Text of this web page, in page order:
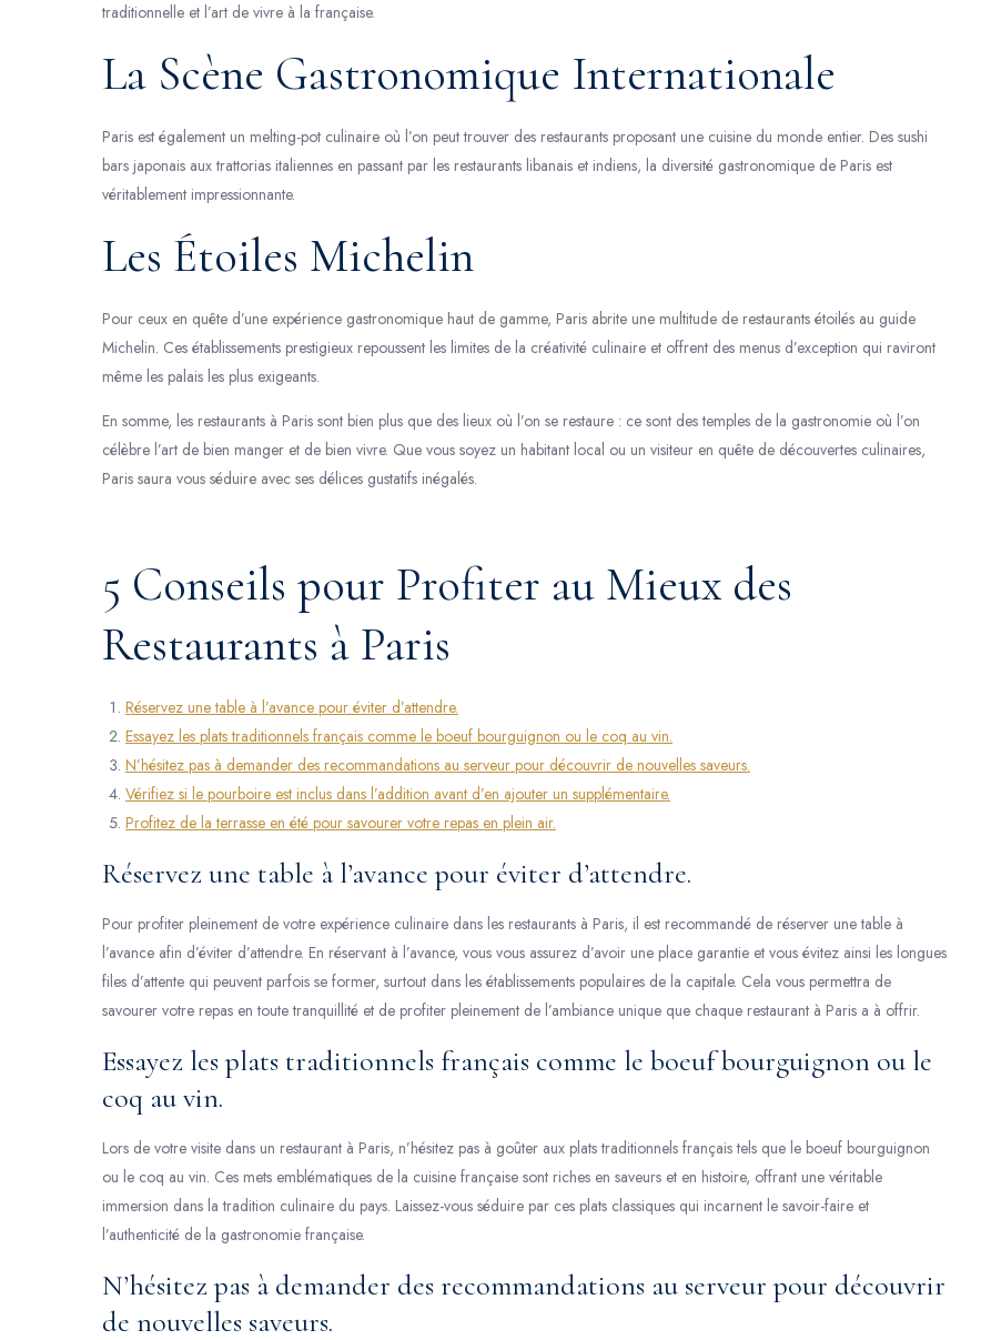
traditionnelle et l’art de vivre à la française.
La Scène Gastronomique Internationale
Paris est également un melting-pot culinaire où l’on peut trouver des restaurants proposant une cuisine du monde entier. Des sushi
bars japonais aux trattorias italiennes en passant par les restaurants libanais et indiens, la diversité gastronomique de Paris est
véritablement impressionnante.
Les Étoiles Michelin
Pour ceux en quête d’une expérience gastronomique haut de gamme, Paris abrite une multitude de restaurants étoilés au guide
Michelin. Ces établissements prestigieux repoussent les limites de la créativité culinaire et offrent des menus d’exception qui raviront
même les palais les plus exigeants.
En somme, les restaurants à Paris sont bien plus que des lieux où l’on se restaure : ce sont des temples de la gastronomie où l’on
célèbre l’art de bien manger et de bien vivre. Que vous soyez un habitant local ou un visiteur en quête de découvertes culinaires,
Paris saura vous séduire avec ses délices gustatifs inégalés.
5 Conseils pour Profiter au Mieux des
Restaurants à Paris
Réservez une table à l’avance pour éviter d’attendre.
Essayez les plats traditionnels français comme le boeuf bourguignon ou le coq au vin.
N’hésitez pas à demander des recommandations au serveur pour découvrir de nouvelles saveurs.
Vérifiez si le pourboire est inclus dans l’addition avant d’en ajouter un supplémentaire.
Profitez de la terrasse en été pour savourer votre repas en plein air.
Réservez une table à l’avance pour éviter d’attendre.
Pour profiter pleinement de votre expérience culinaire dans les restaurants à Paris, il est recommandé de réserver une table à
l’avance afin d’éviter d’attendre. En réservant à l’avance, vous vous assurez d’avoir une place garantie et vous évitez ainsi les longues
files d’attente qui peuvent parfois se former, surtout dans les établissements populaires de la capitale. Cela vous permettra de
savourer votre repas en toute tranquillité et de profiter pleinement de l’ambiance unique que chaque restaurant à Paris a à offrir.
Essayez les plats traditionnels français comme le boeuf bourguignon ou le
coq au vin.
Lors de votre visite dans un restaurant à Paris, n’hésitez pas à goûter aux plats traditionnels français tels que le boeuf bourguignon
ou le coq au vin. Ces mets emblématiques de la cuisine française sont riches en saveurs et en histoire, offrant une véritable
immersion dans la tradition culinaire du pays. Laissez-vous séduire par ces plats classiques qui incarnent le savoir-faire et
l’authenticité de la gastronomie française.
N’hésitez pas à demander des recommandations au serveur pour découvrir
de nouvelles saveurs.